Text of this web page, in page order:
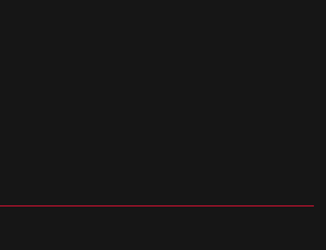
вага, яку може